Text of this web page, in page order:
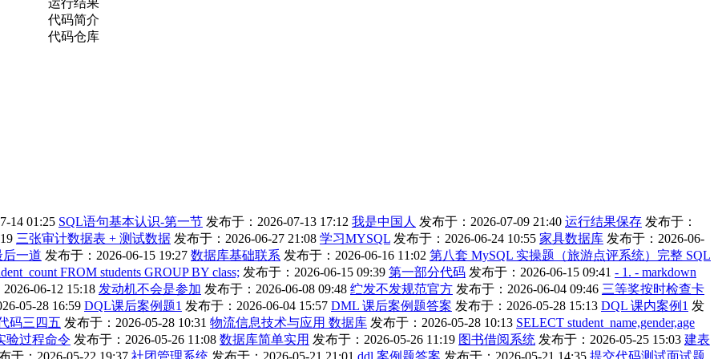
运行结果
代码简介
代码仓库
14 01:25 SQL语句基本认识-第一节 发布于：2026-07-13 17:12 我是中国人 发布于：2026-07-09 21:40 运行结果保存 发布于：
三张审计数据表 + 测试数据 发布于：2026-06-27 21:08 学习MYSQL 发布于：2026-06-24 10:55 家具数据库 发布于：2026-06-
后一道 发布于：2026-06-15 19:27 数据库基础联系 发布于：2026-06-16 11:02 第八套 MySQL 实操题（旅游点评系统）完整 SQL
FROM students GROUP BY class; 发布于：2026-06-15 09:39 第一部分代码 发布于：2026-06-15 09:41 - 1. - markdown
06-12 15:18 发动机不会是参加 发布于：2026-06-08 09:48 纻发不发规范官方 发布于：2026-06-04 09:46 三等奖按时检查卡
05-28 16:59 DQL课后案例题1 发布于：2026-06-04 15:57 DML 课后案例题答案 发布于：2026-05-28 15:13 DQL 课内案例1 发
码三四五 发布于：2026-05-28 10:31 物流信息技术与应用 数据库 发布于：2026-05-28 10:13 SELECT student_name,gender,age
验过程命令 发布于：2026-05-26 11:08 数据库简单实用 发布于：2026-05-26 11:19 图书借阅系统 发布于：2026-05-25 15:03 建表